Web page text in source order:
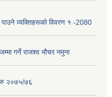
पाउने व्यक्तिहरूको विवरण १ -2080
गर्ने राजश्व भौचर नमुना
२०७५/७६